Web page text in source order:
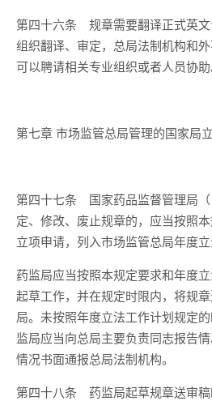
第四十六条 规章需要翻译正式英
组织翻译、审定，总局法制机构和
可以聘请相关专业组织或者人员协助
第七章市场监管总局管理的国家局
第四十七条 国家药品监督管理局
定、修改、废止规章的，应当按照
立项申请，列入市场监管总局年度立
药监局应当按照本规定要求和年度
起草工作，并在规定时限内，将规
局。未按照年度立法工作计划规定
监局应当向总局主要负责同志报告
情况书面通报总局法制机构。
第四十八条 药监局起草规章送审